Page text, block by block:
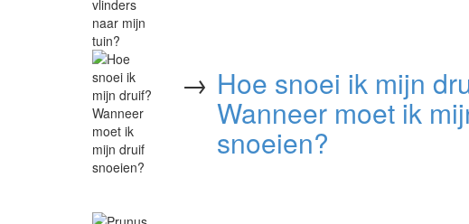
→ Hoe snoei ik mijn
Wanneer moet ik
snoeien?